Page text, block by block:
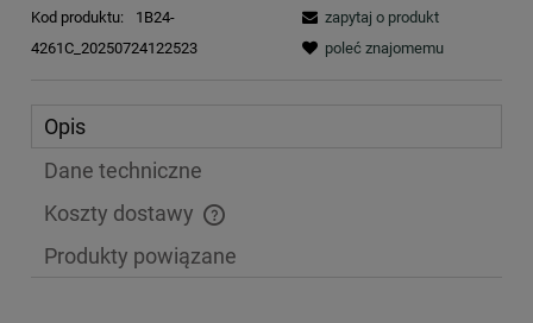
Kod produktu:
1B24-
4261C_20250724122523
zapytaj o produkt
poleć znajomemu
Opis
Dane techniczne
Koszty dostawy
Cena nie zawiera ewentualnych kosztów płatności
Produkty powiązane